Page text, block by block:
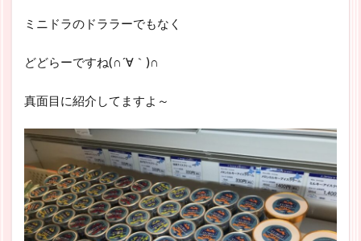
ミニドラのドララーでもなく
どどらーですね(∩´∀｀)∩
真面目に紹介してますよ～